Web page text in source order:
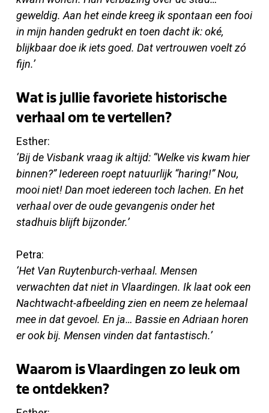
geweldig. Aan het einde kreeg ik spontaan een fooi
in mijn handen gedrukt en toen dacht ik: oké,
blijkbaar doe ik iets goed. Dat vertrouwen voelt zó
fijn.’
Wat is jullie favoriete historische
verhaal om te vertellen?
Esther:
‘Bij de Visbank vraag ik altijd: “Welke vis kwam hier
binnen?” Iedereen roept natuurlijk “haring!” Nou,
mooi niet! Dan moet iedereen toch lachen. En het
verhaal over de oude gevangenis onder het
stadhuis blijft bijzonder.’
Petra:
‘Het Van Ruytenburch-verhaal. Mensen
verwachten dat niet in Vlaardingen. Ik laat ook een
Nachtwacht-afbeelding zien en neem ze helemaal
mee in dat gevoel. En ja… Bassie en Adriaan horen
er ook bij. Mensen vinden dat fantastisch.’
Waarom is Vlaardingen zo leuk om
te ontdekken?